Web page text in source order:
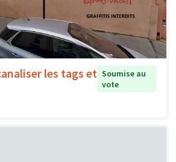
les tags et Soumise au
vote